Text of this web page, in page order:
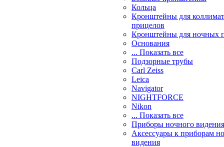
Кольца
Кронштейны для
прицелов
Кронштейны для ночных
Основания
... Показать все
Подзорные трубы
Carl Zeiss
Leica
Navigator
NIGHTFORCE
Nikon
... Показать все
Приборы ночного видения
Аксессуары к приборам
видения